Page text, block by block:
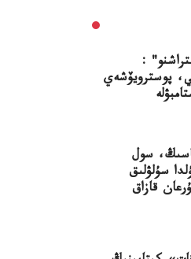
:
پوسترويۆشەي
سول
سۇلۋلىق
قازاق